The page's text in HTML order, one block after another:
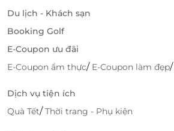
Du lịch - Khách sạn
Booking Golf
E-Coupon ưu đãi
E-Coupon ẩm thực/ E-Coupon làm đẹp/
Dịch vụ tiện ích
Quà Tết/Thời trang - Phụ kiện